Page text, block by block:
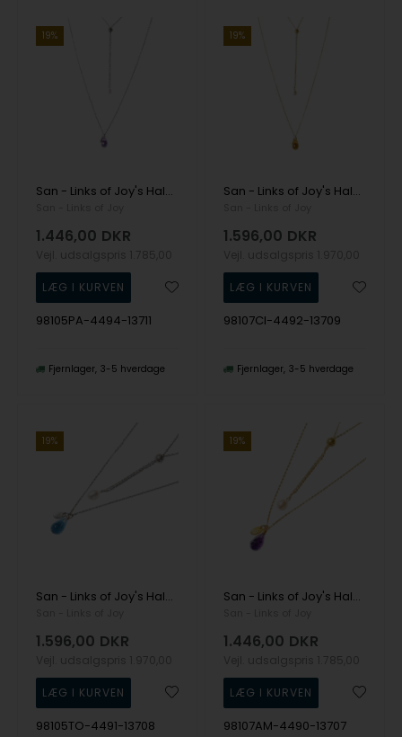
19%
San - Links of Joy's Halskæde i rhodineret sterlingsølv med pink ametyst - More than one 80cm
1.446,00 DKR
98105PA-4494-13711
Fjernlager 3-5 hverdage
19%
San - Links of Joy's Halskæde i forgyldt sterlingsølv med citrin - More than one 80cm
1.596,00 DKR
98107CI-4492-13709
Fjernlager 3-5 hverdage
19%
San - Links of Joy's Halskæde i rhodineret sterlingsølv med topas - More than one 80cm
1.596,00 DKR
98105TO-4491-13708
19%
San - Links of Joy's Halskæde i forgyldt sterlingsølv med ametyst - More than one 80cm
1.446,00 DKR
98107AM-4490-13707